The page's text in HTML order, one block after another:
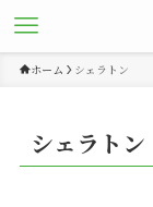
ホーム シェラトン
シェラトン